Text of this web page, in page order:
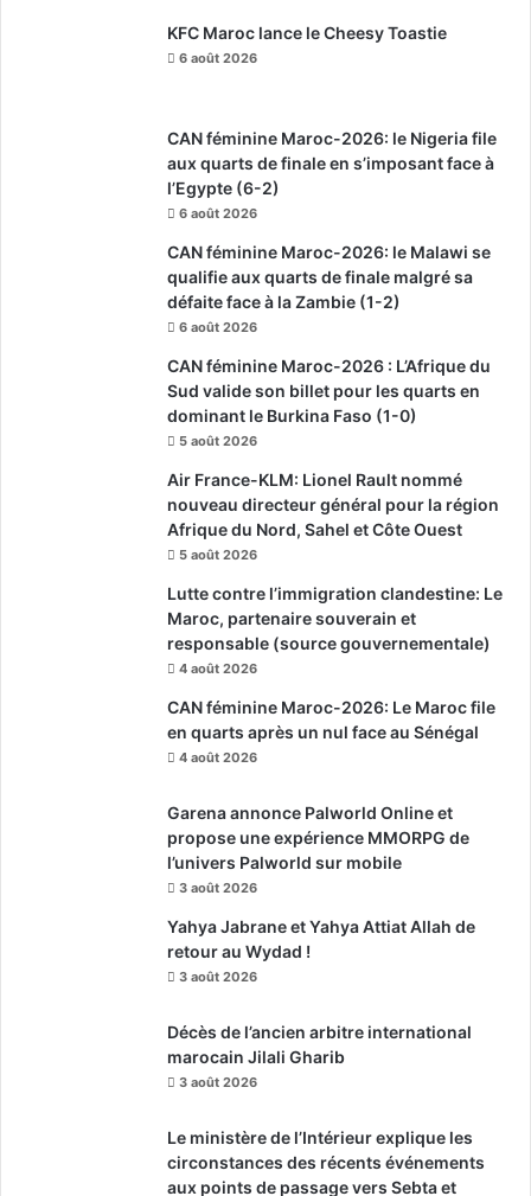
KFC Maroc lance le Cheesy Toastie
6 août 2026
CAN féminine Maroc-2026: le Nigeria file
aux quarts de finale en s’imposant face à
l’Egypte (6-2)
6 août 2026
CAN féminine Maroc-2026: le Malawi se
qualifie aux quarts de finale malgré sa
défaite face à la Zambie (1-2)
6 août 2026
CAN féminine Maroc-2026 : L’Afrique du
Sud valide son billet pour les quarts en
dominant le Burkina Faso (1-0)
5 août 2026
Air France-KLM: Lionel Rault nommé
nouveau directeur général pour la région
Afrique du Nord, Sahel et Côte Ouest
5 août 2026
Lutte contre l’immigration clandestine: Le
Maroc, partenaire souverain et
responsable (source gouvernementale)
4 août 2026
CAN féminine Maroc-2026: Le Maroc file
en quarts après un nul face au Sénégal
4 août 2026
Garena annonce Palworld Online et
propose une expérience MMORPG de
l’univers Palworld sur mobile
3 août 2026
Yahya Jabrane et Yahya Attiat Allah de
retour au Wydad !
3 août 2026
Décès de l’ancien arbitre international
marocain Jilali Gharib
3 août 2026
Le ministère de l’Intérieur explique les
circonstances des récents événements
aux points de passage vers Sebta et